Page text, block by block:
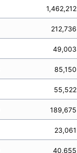
1,462,212
212,736
49,003
85,150
55,522
189,675
23,061
40,655